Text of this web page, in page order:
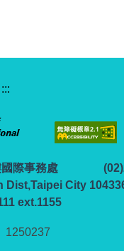
1250237
:::
際事務處
City
ext.1155